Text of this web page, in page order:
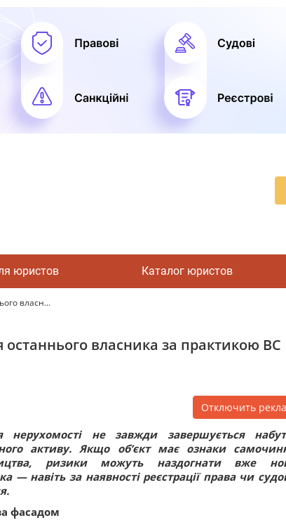
юристов Каталог юристов
власн...
власника за практикою ВС
Отключить
нерухомості не завжди завершується
активу. Якщо об’єкт має ознаки
ризики можуть наздогнати вже
— навіть за наявності реєстрації права чи
фасадом